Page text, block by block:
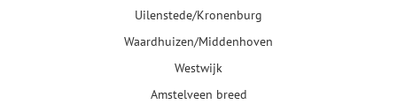
Uilenstede/Kronenburg
Waardhuizen/Middenhoven
Westwijk
Amstelveen breed